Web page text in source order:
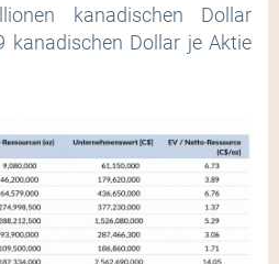
kanadischen Dollar
kanadischen Dollar je Aktie